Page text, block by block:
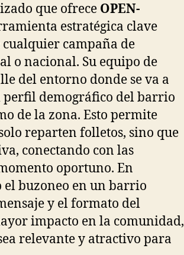
que ofrece OPEN-
estratégica clave
campaña de
o nacional. Su equipo de
del entorno donde se va a
perfil demográfico del barrio
de la zona. Esto permite
reparten folletos, sino que
conectando con las
oportuno. En
el buzoneo en un barrio
y el formato del
impacto en la comunidad,
relevante y atractivo para